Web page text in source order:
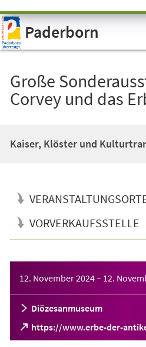
Visuelle
Assistenzsoftware
öffnen.Paderborn
Große
Corvey und das
Kaiser, Klöster und
VORVERKAUFSSTELLE
12. November 2024– 12.
Diözesanmuseum
https://www.erbe-der-
(Öffnet
in